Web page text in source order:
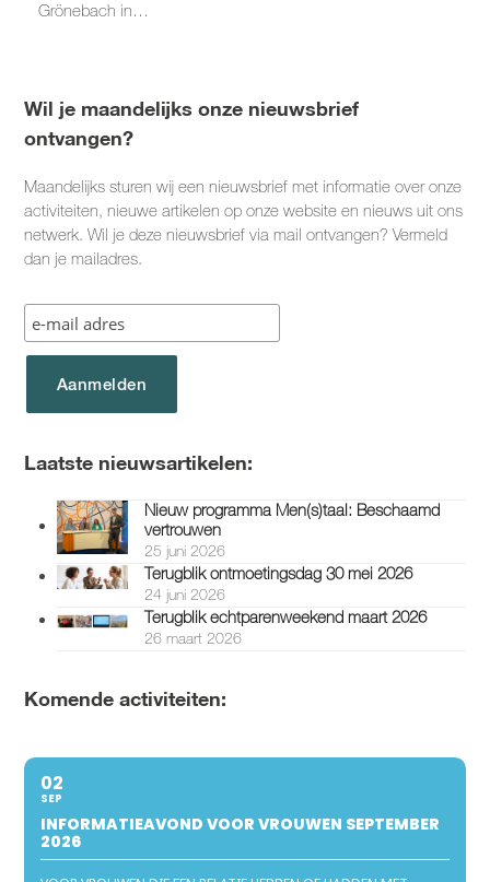
Grönebach in…
Wil je maandelijks onze nieuwsbrief
ontvangen?
Maandelijks sturen wij een nieuwsbrief met informatie over onze
activiteiten, nieuwe artikelen op onze website en nieuws uit ons
netwerk. Wil je deze nieuwsbrief via mail ontvangen? Vermeld
dan je mailadres.
Laatste nieuwsartikelen:
Nieuw programma Men(s)taal: Beschaamd
vertrouwen
25 juni 2026
Terugblik ontmoetingsdag 30 mei 2026
24 juni 2026
Terugblik echtparenweekend maart 2026
26 maart 2026
Komende activiteiten:
02
SEP
INFORMATIEAVOND VOOR VROUWEN SEPTEMBER
2026